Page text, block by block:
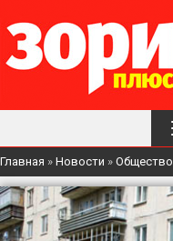
Главная » Новости » Общество